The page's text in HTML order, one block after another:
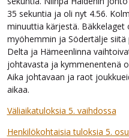
35 sekuntia ja oli nyt 4.56.
minuuttia kärjestä. Bäkkelaget
myöhemmin ja Södertälje
Delta ja Hämeenlinna
johtavasta ja kymmenentenä
Aika johtavaan ja raot
aikaa.
Väliaikatuloksia 5. vaihdossa
Henkilökohtaisia tuloksia 5.